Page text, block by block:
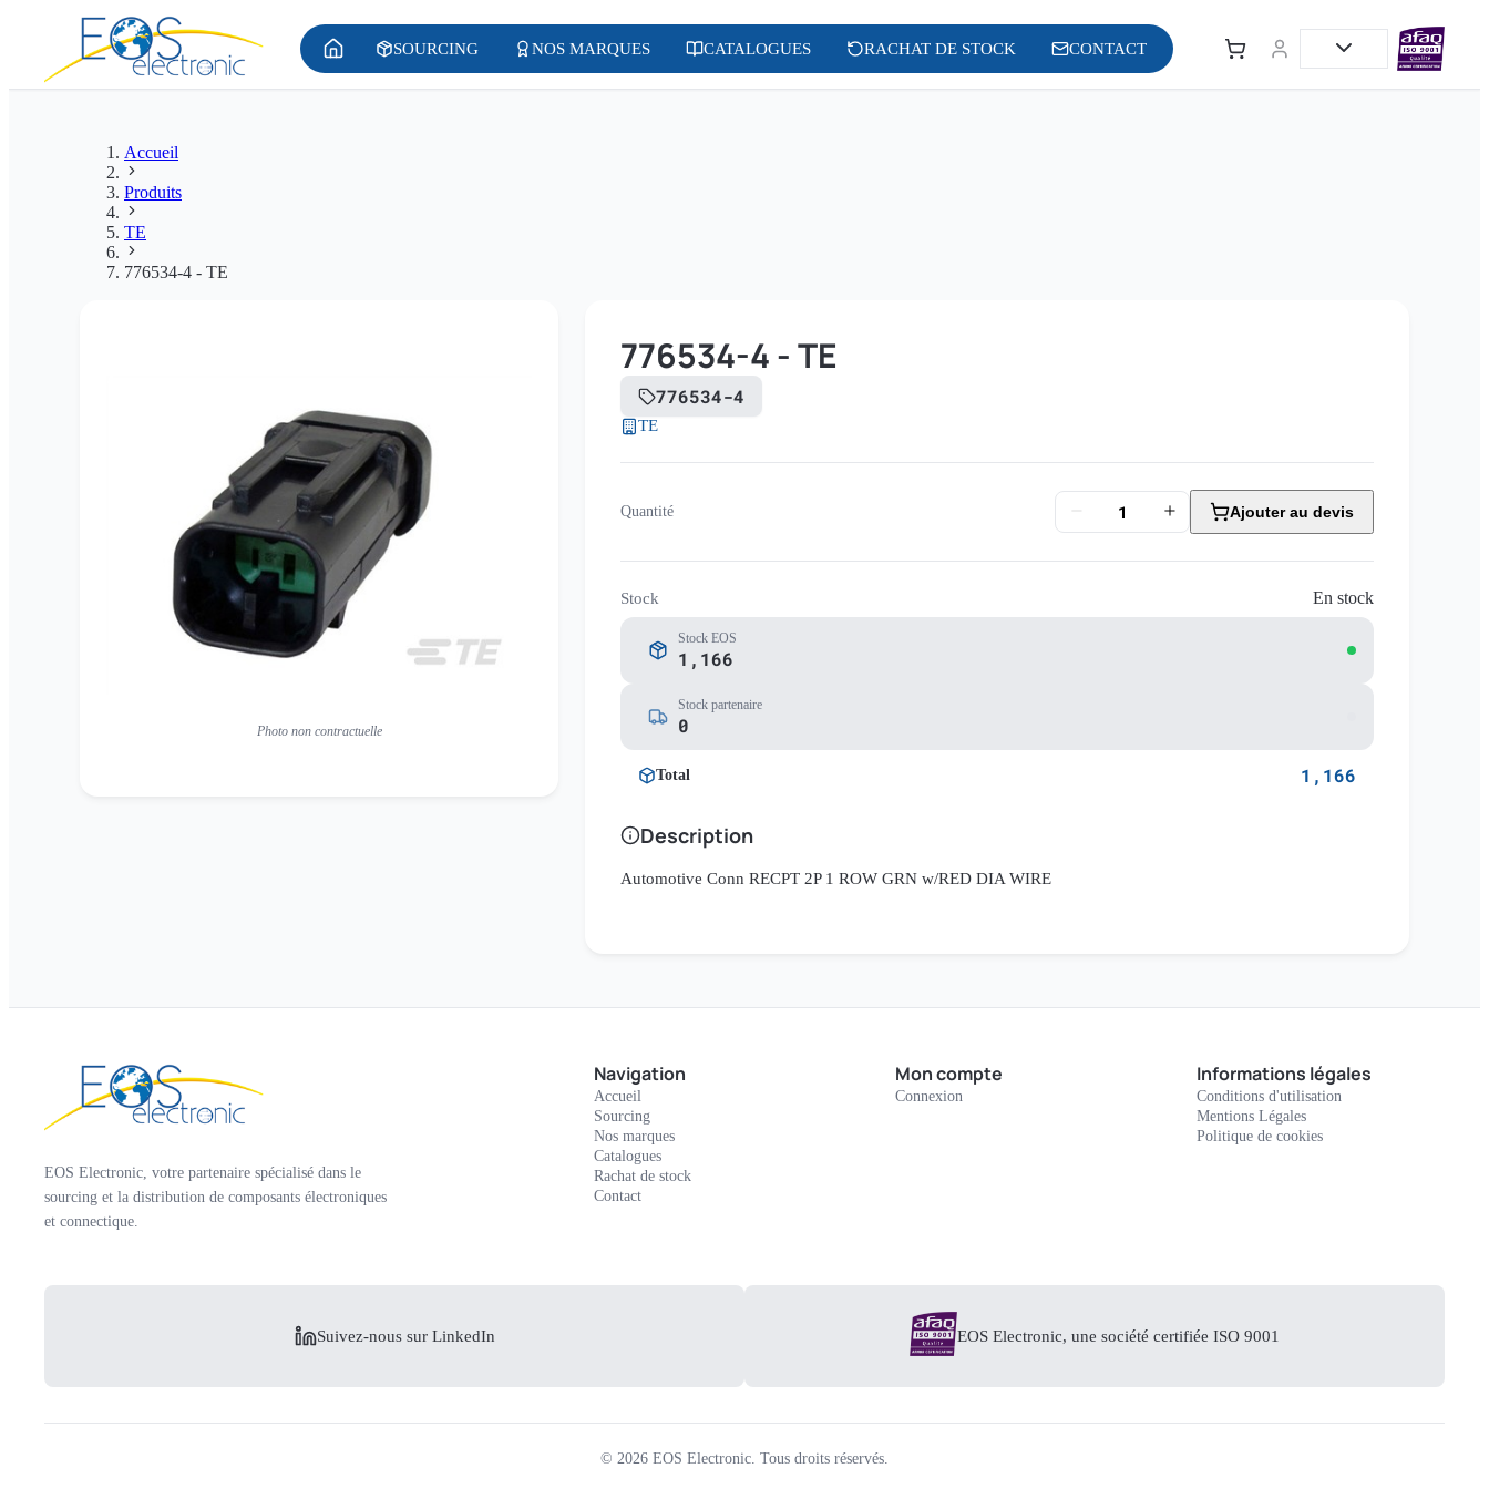
SOURCING NOS MARQUES CATALOGUES RACHAT DE STOCK CONTACT
Accueil
Produits
TE
776534-4 - TE
Photo non contractuelle
776534-4 - TE
776534-4
TE
Quantité Ajouter au devis
Stock En stock
Stock EOS
1,166
Stock partenaire
0
Total 1,166
Description
Automotive Conn RECPT 2P 1 ROW GRN w/RED DIA WIRE
EOS Electronic, votre partenaire spécialisé dans le
sourcing et la distribution de composants électroniques
et connectique.
Navigation
Accueil
Sourcing
Nos marques
Catalogues
Rachat de stock
Contact
Mon compte
Connexion
Informations légales
Conditions d'utilisation
Mentions Légales
Politique de cookies
Suivez-nous sur LinkedIn EOS Electronic, une société certifiée ISO 9001
© 2026 EOS Electronic. Tous droits réservés.